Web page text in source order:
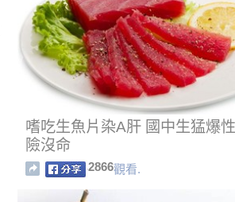
嗜吃生魚片染A肝 國中生猛爆
險沒命
2866觀看.